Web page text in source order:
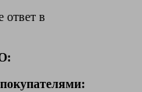
ответ в